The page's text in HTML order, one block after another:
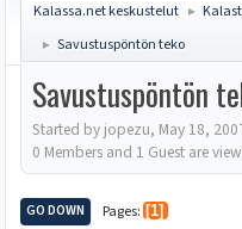
Kalassa.net keskustelut ►
► Savustuspöntön teko
Savustuspöntön
Started by jopezu, May 18,
0 Members and 1 Guest are
GO DOWN Pages 1